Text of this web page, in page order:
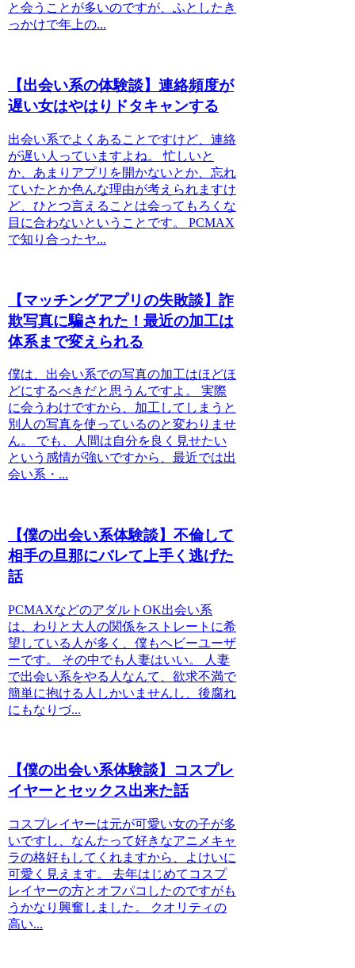
と会うことが多いのですが、ふとしたき
っかけで年上の...
【出会い系の体験談】連絡頻度が
遅い女はやはりドタキャンする
出会い系でよくあることですけど、連絡
が遅い人っていますよね。 忙しいと
か、あまりアプリを開かないとか、忘れ
ていたとか色んな理由が考えられますけ
ど、ひとつ言えることは会ってもろくな
目に合わないということです。 PCMAX
で知り合ったヤ...
【マッチングアプリの失敗談】詐
欺写真に騙された！最近の加工は
体系まで変えられる
僕は、出会い系での写真の加工はほどほ
どにするべきだと思うんですよ。 実際
に会うわけですから、加工してしまうと
別人の写真を使っているのと変わりませ
ん。 でも、人間は自分を良く見せたい
という感情が強いですから、最近では出
会い系・...
【僕の出会い系体験談】不倫して
相手の旦那にバレて上手く逃げた
話
PCMAXなどのアダルトOK出会い系
は、わりと大人の関係をストレートに希
望している人が多く、僕もヘビーユーザ
ーです。 その中でも人妻はいい。 人妻
で出会い系をやる人なんて、欲求不満で
簡単に抱ける人しかいませんし、後腐れ
にもなりづ...
【僕の出会い系体験談】コスプレ
イヤーとセックス出来た話
コスプレイヤーは元が可愛い女の子が多
いですし、なんたって好きなアニメキャ
ラの格好もしてくれますから、よけいに
可愛く見えます。 去年はじめてコスプ
レイヤーの方とオフパコしたのですがも
うかなり興奮しました。 クオリティの
高い...